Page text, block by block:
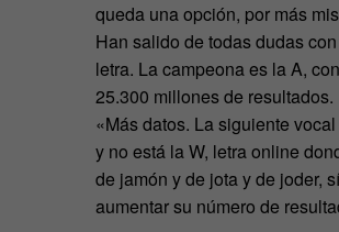
queda una opción, por más
Han salido de todas dudas
letra. La campeona es la A,
25.300 millones de resultados.
«Más datos. La siguiente
y no está la W, letra online
de jamón y de jota y de joder,
aumentar su número de